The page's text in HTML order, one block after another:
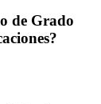
de Grado